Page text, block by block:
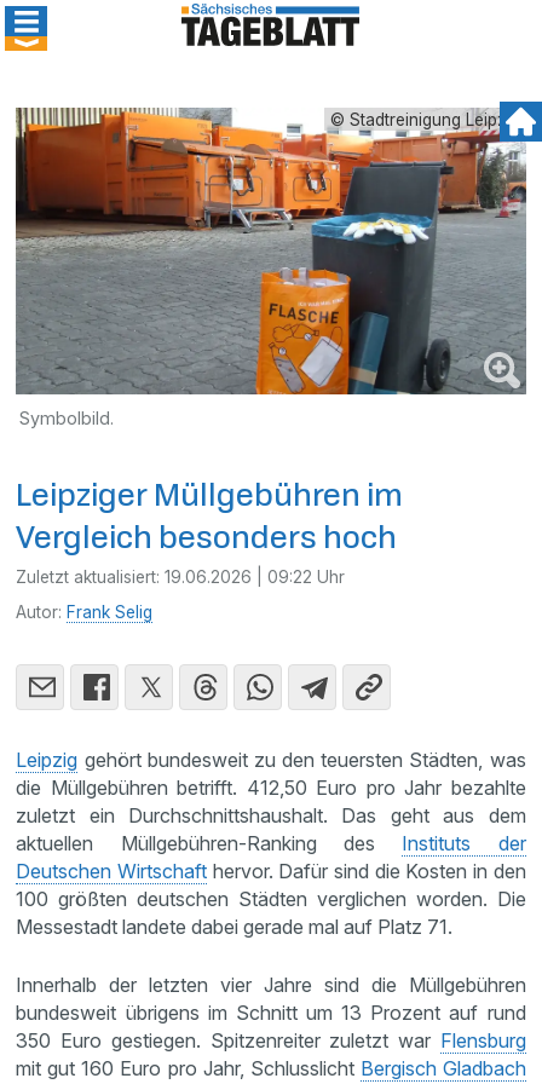
© Stadtreinigung Leipzig
Symbolbild.
Leipziger Müllgebühren im
Vergleich besonders hoch
Zuletzt aktualisiert:19.06.2026 | 09:22 Uhr
Autor: Frank Selig
Leipzig gehört bundesweit zu den teuersten Städten, was
die Müllgebühren betrifft. 412,50 Euro pro Jahr bezahlte
zuletzt ein Durchschnittshaushalt. Das geht aus dem
aktuellen Müllgebühren-Ranking des Instituts der
Deutschen Wirtschaft hervor. Dafür sind die Kosten in den
100 größten deutschen Städten verglichen worden. Die
Messestadt landete dabei gerade mal auf Platz 71.
Innerhalb der letzten vier Jahre sind die Müllgebühren
bundesweit übrigens im Schnitt um 13 Prozent auf rund
350 Euro gestiegen. Spitzenreiter zuletzt war Flensburg
mit gut 160 Euro pro Jahr, Schlusslicht Bergisch Gladbach